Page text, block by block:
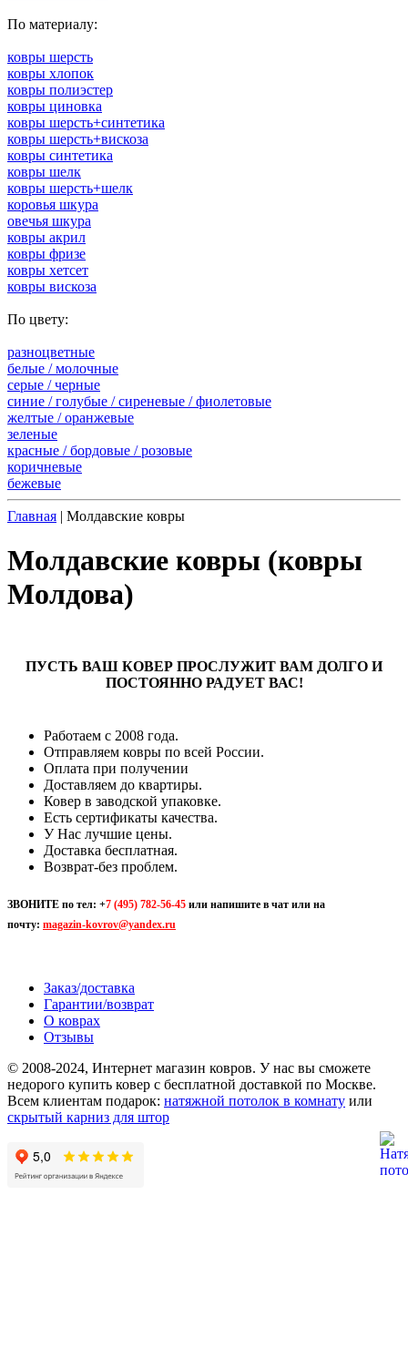
По материалу:
ковры шерсть
ковры хлопок
ковры полиэстер
ковры циновка
ковры шерсть+синтетика
ковры шерсть+вискоза
ковры синтетика
ковры шелк
ковры шерсть+шелк
коровья шкура
овечья шкура
ковры акрил
ковры фризе
ковры хетсет
ковры вискоза
По цвету:
разноцветные
белые / молочные
серые / черные
синие / голубые / сиреневые / фиолетовые
желтые / оранжевые
зеленые
красные / бордовые / poзовые
коричневые
бежевые
Главная | Молдавские ковры
Молдавские ковры (ковры
Молдова)
ПУСТЬ ВАШ КОВЕР ПРОСЛУЖИТ ВАМ ДОЛГО И
ПОСТОЯННО РАДУЕТ ВАС!
Работаем с 2008 года.
Отправляем ковры по всей России.
Оплата при получении
Доставляем до квартиры.
Ковер в заводской упаковке.
Есть сертификаты качества.
У Нас лучшие цены.
Доставка бесплатная.
Возврат-без проблем.
ЗВОНИТЕ по тел: +7 (495) 782-56-45 или напишите в чат или на
почту: magazin-kovrov@yandex.ru
Заказ/доставка
Гарантии/возврат
О коврах
Отзывы
© 2008-2024, Интернет магазин ковров. У нас вы сможете
недорого купить ковер с бесплатной доставкой по Москве.
Всем клиентам подарок: натяжной потолок в комнату или
скрытый карниз для штор